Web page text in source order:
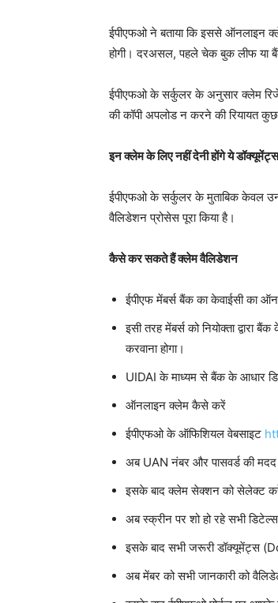
ईपीएफओ ने बताया कि इससे ऑनलाइन
होगी। दरअसल, पहले चेक बुक लीफ या
ईपीएफओ के सर्कुलर के अनुसार क्लेम
की कॉपी अपलोड न करने की रियायत कुछ
इन क्लेम के लिए नहीं देनी होंगे ये डॉक्यूमेंट्स
ईपीएफओ के सर्कुलर के मुताबिक केवल उन
वैलिडेशन प्रोसेस पूरा किया है।
कैसे कर सकते हैं क्लेम वैलिडेशन
ईपीएफ मेंबर्स बैंक का केवाईसी का
इसी तरह मेंबर्स को नियोक्ता
करवाना होगा।
UIDAI के माध्यम से बैंक के आधार
ऑनलाइन क्लेम कैसे करें
ईपीएफओ के ऑफिशियल वेबसाइट
अब UAN नंबर और पासवर्ड की
इसके बाद क्लेम सेक्शन को सेलेक्ट
अब स्क्रीन पर शो हो रहे सभी
इसके बाद सभी जरूरी डॉक्यूमेंट्स
अब मेंबर को सभी जानकारी को